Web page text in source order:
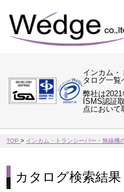
インカム・
タログ一覧
弊社は
ISMS認証
点において
TOP> インカム・トランシーバー・無線機
カタログ検索結果